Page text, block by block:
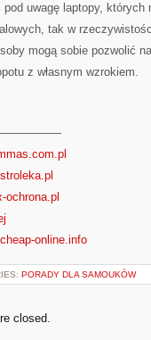
pod uwagę laptopy,
tak w
mogą sobie pozwolić
z własnym wzrokiem.
ochrona.pl
online.info
PORADY DLA SAMOUKÓW
closed.